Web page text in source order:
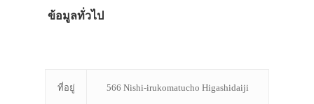
ข้อมูลทั่วไป
ที่อยู่ 566 Nishi-irukomatucho Higashidaiji